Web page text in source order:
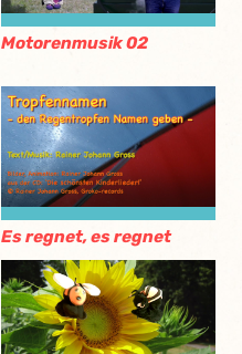
Motorenmusik 02
Es regnet, es regnet